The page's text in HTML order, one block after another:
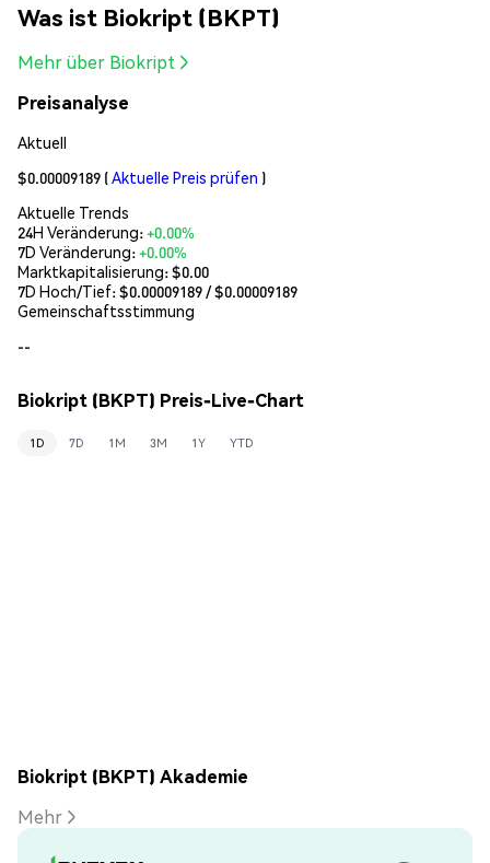
Was ist Biokript (BKPT)
Mehr über Biokript
Preisanalyse
Aktuell
$0.00009189 (Aktuelle Preis prüfen )
Aktuelle Trends
24H Veränderung:+0.00%
7D Veränderung:+0.00%
Marktkapitalisierung:$0.00
7D Hoch/Tief: $0.00009189/ $0.00009189
Gemeinschaftsstimmung
--
Biokript (BKPT) Preis-Live-Chart
1D 7D 1M 3M 1Y YTD
Biokript (BKPT) Akademie
Mehr